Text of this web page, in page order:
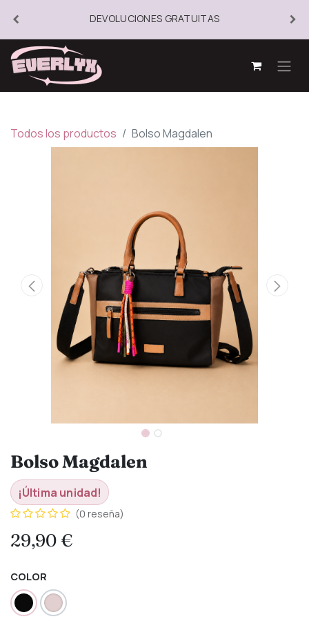
DEVOLUCIONES GRATUITAS
Todos los productos Bolso Magdalen
Bolso Magdalen
¡Última unidad!
(0 reseña)
29,90€
COLOR